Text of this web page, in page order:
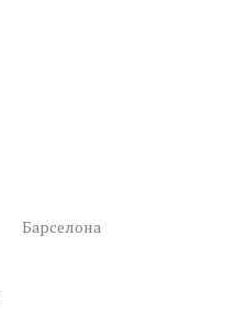
Барселона